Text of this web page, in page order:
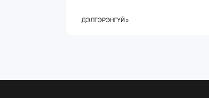
ДЭЛГЭРЭНГҮЙ »